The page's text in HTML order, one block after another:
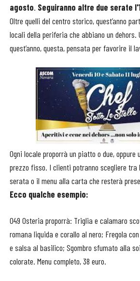
agosto. Seguiranno altre due serate
Oltre quelli del centro storico, quest’anno
locali della periferia che abbiano un dehors.
quest’anno, questa, pensata per favorire il
Ogni locale proporrà un piatto o due, oppure
prezzo fisso. I clienti potranno scegliere tra
serata o il menu alla carta che resterà
Ecco qualche esempio:
049 Osteria proporrà: Triglia e calamaro
romana liquida e corallo al nero; Fregola
e salsa al basilico; Sgombro sfumato alla
colorate. Menu completo, 38 euro.